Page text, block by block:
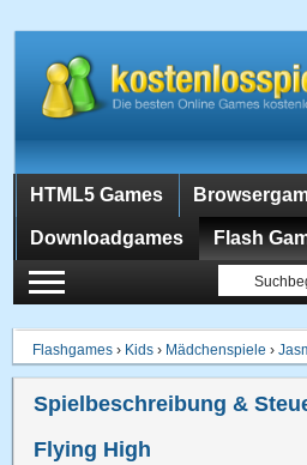
HTML5 Games
Downloadgames Flash
Flashgames › Kids › Mädchenspiele ›
Spielbeschreibung &
Flying High